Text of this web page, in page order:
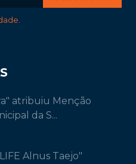
.
atribuiu Menção
da S...
Alnus Taejo"